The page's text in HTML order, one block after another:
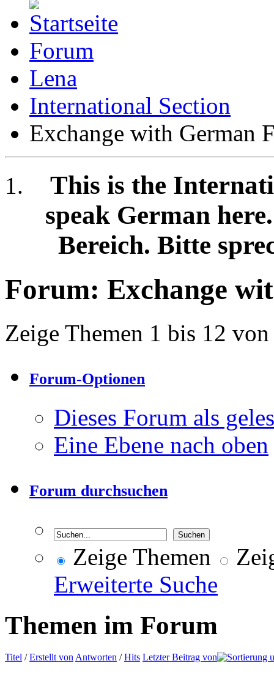
Forum
Lena
International Section
Exchange with German
This is the
speak German
Bereich. Bitte
Forum: Exchange
Zeige Themen 1 bis 12
Forum-Optionen
Dieses Forum als
Eine Ebene nach oben
Forum durchsuchen
Zeige Themen
Erweiterte Suche
Themen im Forum
Titel /Erstellt vonAntworten /Hits Letzter Beitrag von